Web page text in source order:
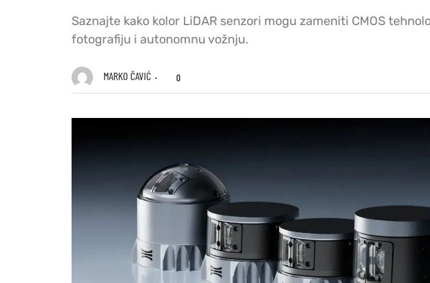
Saznajte kako kolor LiDAR senzori mogu zameniti CMOS
fotografiju i autonomnu vožnju.
MARKO ČAVIĆ 0